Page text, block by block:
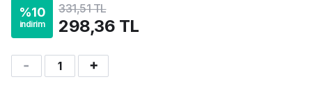
%10
indirim
331,51 TL
298,36 TL
1